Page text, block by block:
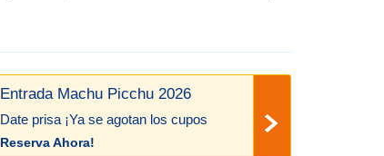
Entrada Machu Picchu 2026
Date prisa ¡Ya se agotan los cupos
Reserva Ahora!